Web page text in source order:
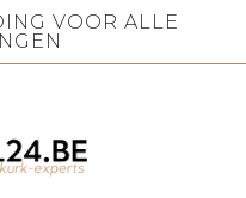
VOOR ALLE